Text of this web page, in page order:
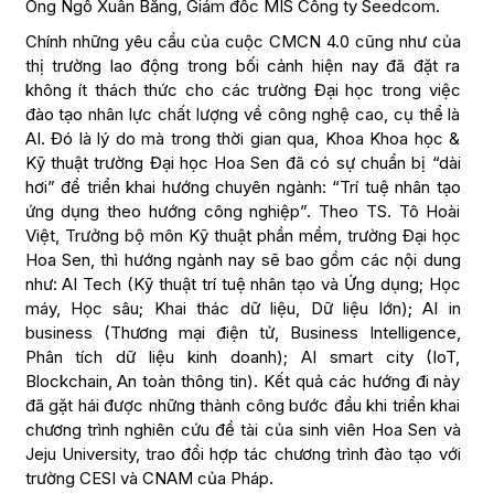
Ông Ngô Xuân Bằng, Giám đốc MIS Công ty Seedcom.
Chính những yêu cầu của cuộc CMCN 4.0 cũng như của
thị trường lao động trong bối cảnh hiện nay đã đặt ra
không ít thách thức cho các trường Đại học trong việc
đào tạo nhân lực chất lượng về công nghệ cao, cụ thể là
AI. Đó là lý do mà trong thời gian qua, Khoa Khoa học &
Kỹ thuật trường Đại học Hoa Sen đã có sự chuẩn bị “dài
hơi” để triển khai hướng chuyên ngành: “Trí tuệ nhân tạo
ứng dụng theo hướng công nghiệp”. Theo TS. Tô Hoài
Việt, Trưởng bộ môn Kỹ thuật phần mềm, trường Đại học
Hoa Sen, thì hướng ngành nay sẽ bao gồm các nội dung
như: AI Tech (Kỹ thuật trí tuệ nhân tạo và Ứng dụng; Học
máy, Học sâu; Khai thác dữ liệu, Dữ liệu lớn); AI in
business (Thương mại điện tử, Business Intelligence,
Phân tích dữ liệu kinh doanh); AI smart city (IoT,
Blockchain, An toàn thông tin). Kết quả các hướng đi này
đã gặt hái được những thành công bước đầu khi triển khai
chương trình nghiên cứu đề tài của sinh viên Hoa Sen và
Jeju University, trao đổi hợp tác chương trình đào tạo với
trường CESI và CNAM của Pháp.